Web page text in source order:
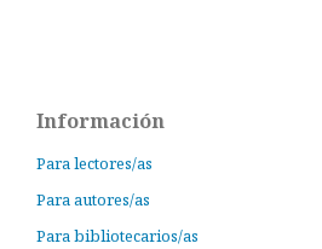
Información
Para lectores/as
Para autores/as
Para bibliotecarios/as